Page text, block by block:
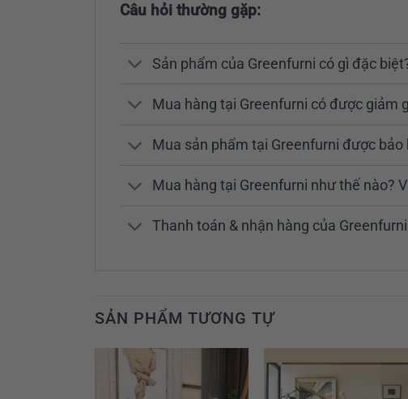
Câu hỏi thường gặp:
Sản phẩm của Greenfurni có gì đặc
Mua hàng tại Greenfurni có được giảm
Mua sản phẩm tại Greenfurni được
Mua hàng tại Greenfurni như thế nào?
Thanh toán & nhận hàng của
SẢN PHẨM TƯƠNG TỰ